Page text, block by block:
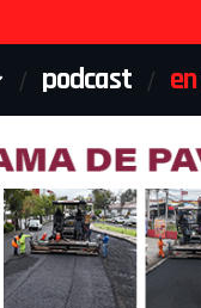
podcast